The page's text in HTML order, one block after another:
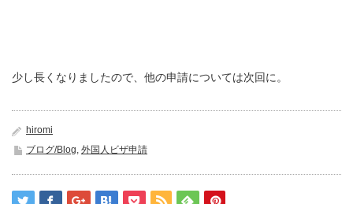
少し長くなりましたので、他の申請については次回に。
hiromi
ブログ/Blog, 外国人ビザ申請